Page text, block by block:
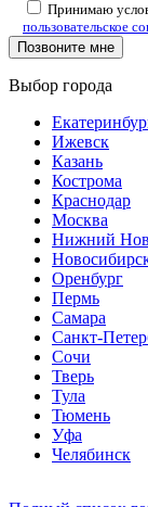
Принимаю
пользовательское
Выбор города
Ижевск
Казань
Кострома
Краснодар
Москва
Нижний
Оренбург
Пермь
Самара
Санкт-
Сочи
Тверь
Тула
Тюмень
Уфа
Челябинск